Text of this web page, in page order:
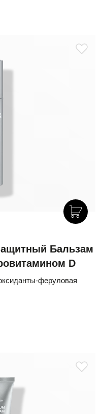
Бальзам
D
феруловая